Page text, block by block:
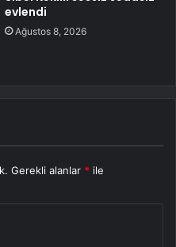
evlendi
Ağustos 8, 2026
Gerekli alanlar * ile